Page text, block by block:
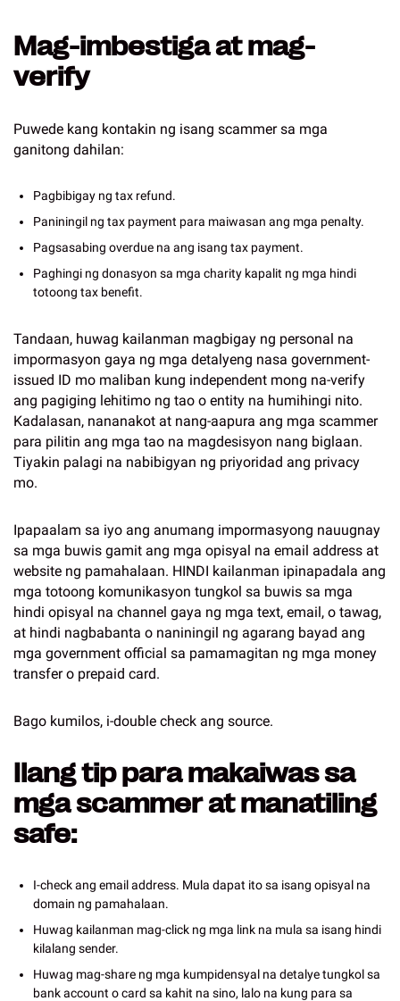
Mag-imbestiga at mag-
verify
Puwede kang kontakin ng isang scammer sa mga
ganitong dahilan:
Pagbibigay ng tax refund.
Paniningil ng tax payment para maiwasan ang mga penalty.
Pagsasabing overdue na ang isang tax payment.
Paghingi ng donasyon sa mga charity kapalit ng mga hindi
totoong tax benefit.
Tandaan, huwag kailanman magbigay ng personal na
impormasyon gaya ng mga detalyeng nasa government-
issued ID mo maliban kung independent mong na-verify
ang pagiging lehitimo ng tao o entity na humihingi nito.
Kadalasan, nananakot at nang-aapura ang mga scammer
para pilitin ang mga tao na magdesisyon nang biglaan.
Tiyakin palagi na nabibigyan ng priyoridad ang privacy
mo.
Ipapaalam sa iyo ang anumang impormasyong nauugnay
sa mga buwis gamit ang mga opisyal na email address at
website ng pamahalaan. HINDI kailanman ipinapadala ang
mga totoong komunikasyon tungkol sa buwis sa mga
hindi opisyal na channel gaya ng mga text, email, o tawag,
at hindi nagbabanta o naniningil ng agarang bayad ang
mga government official sa pamamagitan ng mga money
transfer o prepaid card.
Bago kumilos, i-double check ang source.
Ilang tip para makaiwas sa
mga scammer at manatiling
safe:
I-check ang email address. Mula dapat ito sa isang opisyal na
domain ng pamahalaan.
Huwag kailanman mag-click ng mga link na mula sa isang hindi
kilalang sender.
Huwag mag-share ng mga kumpidensyal na detalye tungkol sa
bank account o card sa kahit na sino, lalo na kung para sa